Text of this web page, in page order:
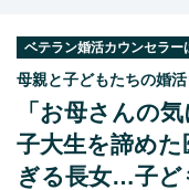
#60代
ベテラン婚活カウンセラー
母親と子どもたちの婚
「お母さんの
子大生を諦め
ぎる長女…子ど